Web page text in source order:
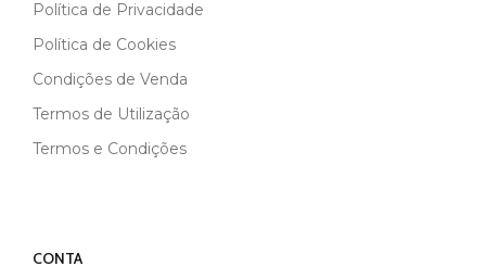
Política de Privacidade
Política de Cookies
Condições de Venda
Termos de Utilização
Termos e Condições
CONTA